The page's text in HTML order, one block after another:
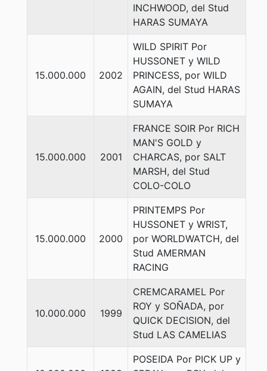
INCHWOOD, del Stud
HARAS SUMAYA
15.000.000 2002
WILD SPIRIT Por
HUSSONET y WILD
PRINCESS, por WILD
AGAIN, del Stud HARAS
SUMAYA
15.000.000 2001
FRANCE SOIR Por RICH
MAN'S GOLD y
CHARCAS, por SALT
MARSH, del Stud
COLO-COLO
15.000.000 2000
PRINTEMPS Por
HUSSONET y WRIST,
por WORLDWATCH, del
Stud AMERMAN
RACING
10.000.000 1999
CREMCARAMEL Por
ROY y SOÑADA, por
QUICK DECISION, del
Stud LAS CAMELIAS
POSEIDA Por PICK UP y